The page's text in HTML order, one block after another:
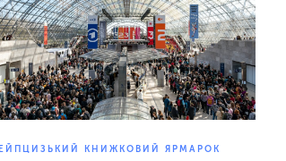
КНИЖКОВИЙ ЯРМАРОК